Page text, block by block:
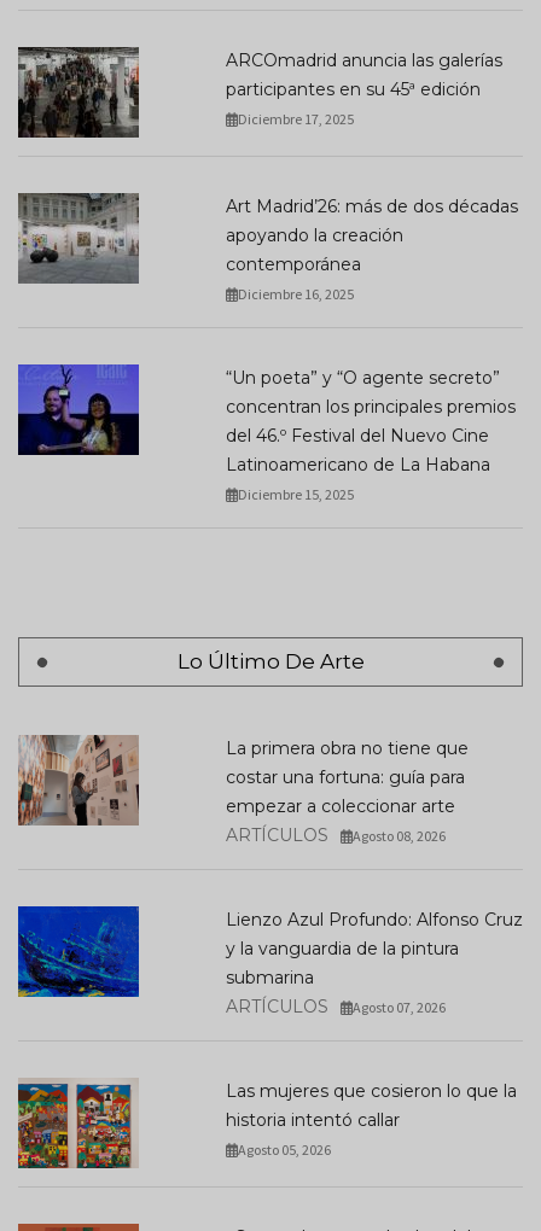
ARCOmadrid anuncia las galerías
participantes en su 45ª edición
Diciembre 17, 2025
Art Madrid’26: más de dos décadas
apoyando la creación
contemporánea
Diciembre 16, 2025
“Un poeta” y “O agente secreto”
concentran los principales premios
del 46.º Festival del Nuevo Cine
Latinoamericano de La Habana
Diciembre 15, 2025
Lo Último De Arte
La primera obra no tiene que
costar una fortuna: guía para
empezar a coleccionar arte
ARTÍCULOS
Agosto 08, 2026
Lienzo Azul Profundo: Alfonso Cruz
y la vanguardia de la pintura
submarina
ARTÍCULOS
Agosto 07, 2026
Las mujeres que cosieron lo que la
historia intentó callar
Agosto 05, 2026